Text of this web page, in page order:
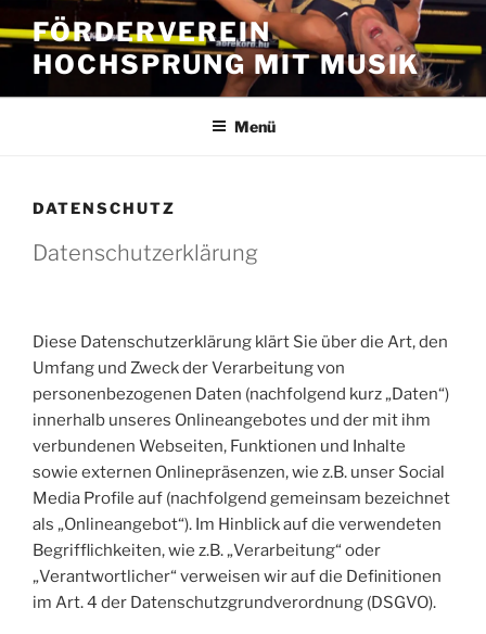
Inhalt
springen
FÖRDERVEREIN
HOCHSPRUNG MIT MUSIK
Menü
DATENSCHUTZ
Datenschutzerklärung
Diese Datenschutzerklärung klärt Sie über die Art, den
Umfang und Zweck der Verarbeitung von
personenbezogenen Daten (nachfolgend kurz „Daten“)
innerhalb unseres Onlineangebotes und der mit ihm
verbundenen Webseiten, Funktionen und Inhalte
sowie externen Onlinepräsenzen, wie z.B. unser Social
Media Profile auf (nachfolgend gemeinsam bezeichnet
als „Onlineangebot“). Im Hinblick auf die verwendeten
Begrifflichkeiten, wie z.B. „Verarbeitung“ oder
„Verantwortlicher“ verweisen wir auf die Definitionen
im Art. 4 der Datenschutzgrundverordnung (DSGVO).